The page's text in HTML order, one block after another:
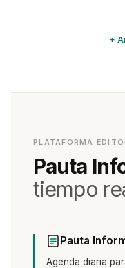
+
PLATAFORMA
Pauta
tiempo
Pauta
Agenda diaria